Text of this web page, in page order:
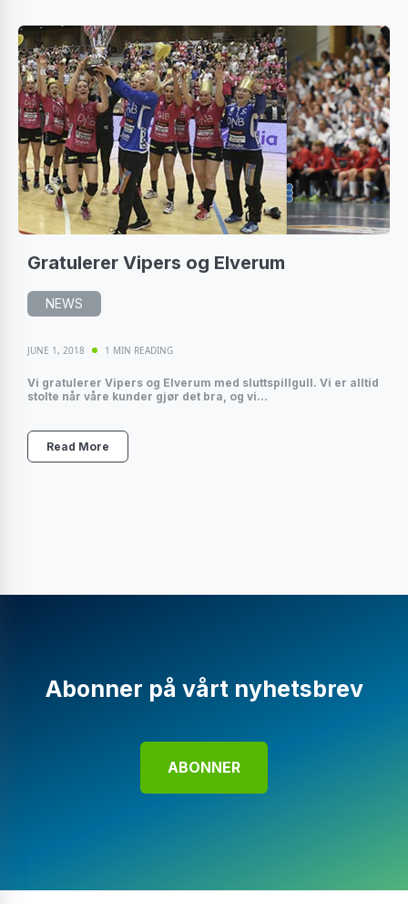
Gratulerer Vipers og Elverum
NEWS
JUNE 1, 2018 1 MIN READING
Vi gratulerer Vipers og Elverum med sluttspillgull. Vi er alltid
stolte når våre kunder gjør det bra, og vi...
Read More
Abonner på vårt nyhetsbrev
ABONNER